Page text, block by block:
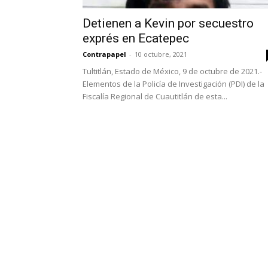
Detienen a Kevin por secuestro
exprés en Ecatepec
Contrapapel - 10 octubre, 2021
Tultitlán, Estado de México, 9 de octubre de 2021.-
Elementos de la Policía de Investigación (PDI) de la
Fiscalía Regional de Cuautitlán de esta...